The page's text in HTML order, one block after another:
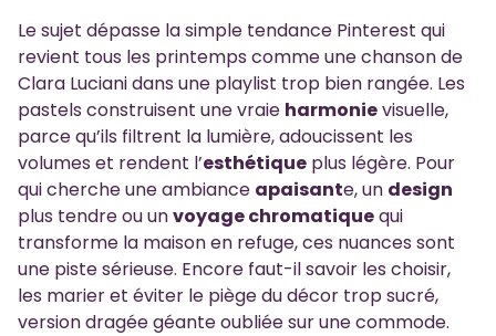
Le sujet dépasse la simple tendance Pinterest qui
revient tous les printemps comme une chanson de
Clara Luciani dans une playlist trop bien rangée. Les
pastels construisent une vraie harmonievisuelle,
parce qu’ils filtrent la lumière, adoucissent les
volumes et rendent l’esthétique plus légère. Pour
qui cherche une ambiance apaisante, un design
plus tendre ou unvoyage chromatiquequi
transforme la maison en refuge, ces nuances sont
une piste sérieuse. Encore faut-il savoir les choisir,
les marier et éviter le piège du décor trop sucré,
version dragée géante oubliée sur une commode.